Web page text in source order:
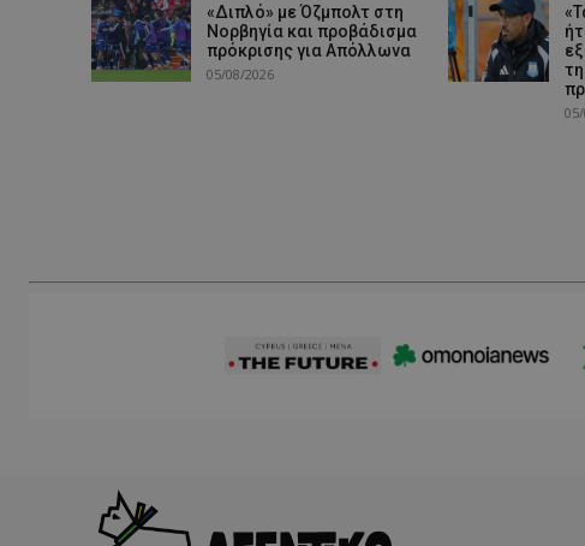
«Διπλό» με Όζμπολτ στη
Νορβηγία και προβάδισμα
πρόκρισης για Απόλλωνα
05/08/2026